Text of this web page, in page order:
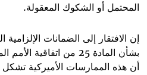
المحتمل أو الشكوك المعقولة.
إن الافتقار إلى الضمانات
بشأن المادة 25 من
أن هذه الممارسات الأميركية